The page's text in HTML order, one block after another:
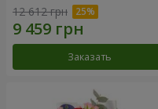
12 612 грн
Заказать